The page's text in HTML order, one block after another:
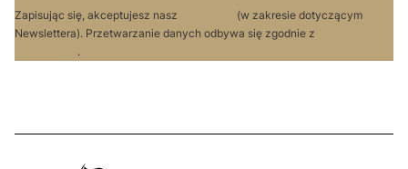
Zapisując się, akceptujesz nasz
(w zakresie dotyczącym
Newslettera). Przetwarzanie danych odbywa się zgodnie z
.